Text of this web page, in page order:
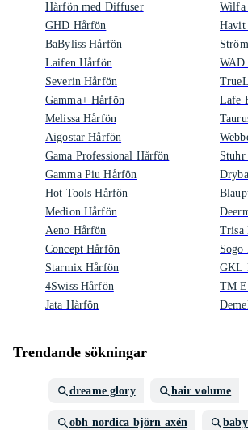
Hårfön med Diffuser
GHD Hårfön
BaByliss Hårfön
Laifen Hårfön
Severin Hårfön
Gamma+ Hårfön
Melissa Hårfön
Aigostar Hårfön
Gama Professional Hårfön
Gamma Piu Hårfön
Hot Tools Hårfön
Medion Hårfön
Aeno Hårfön
Concept Hårfön
Starmix Hårfön
4Swiss Hårfön
Jata Hårfön
Wilfa
Havit
WAD
Lafe
Trisa
Sogo
GKL
TM
Trendande sökningar
dreame glory hair volume
obh nordica björn axén